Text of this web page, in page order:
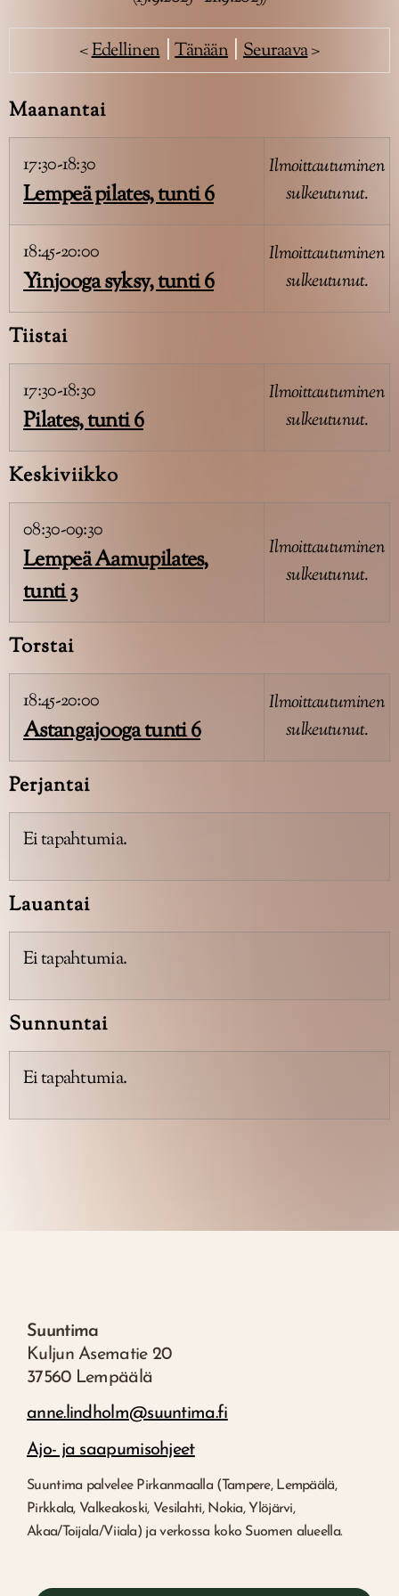
<Edellinen|Tänään| Seuraava>
Maanantai
17:30-18:30
Lempeä pilates, tunti 6
Ilmoittautuminen
sulkeutunut.
18:45-20:00
Yinjooga syksy, tunti 6
Ilmoittautuminen
sulkeutunut.
Tiistai
17:30-18:30
Pilates, tunti 6
Ilmoittautuminen
sulkeutunut.
Keskiviikko
08:30-09:30
Lempeä Aamupilates,
tunti 3
Ilmoittautuminen
sulkeutunut.
Torstai
18:45-20:00
Astangajooga tunti 6
Ilmoittautuminen
sulkeutunut.
Perjantai
Ei tapahtumia.
Lauantai
Ei tapahtumia.
Sunnuntai
Ei tapahtumia.
Suuntima
Kuljun Asematie 20
37560 Lempäälä
anne.lindholm@suuntima.fi
Ajo- ja saapumisohjeet
Suuntima palvelee Pirkanmaalla (Tampere, Lempäälä,
Pirkkala, Valkeakoski, Vesilahti, Nokia, Ylöjärvi,
Akaa/Toijala/Viiala) ja verkossa koko Suomen alueella.